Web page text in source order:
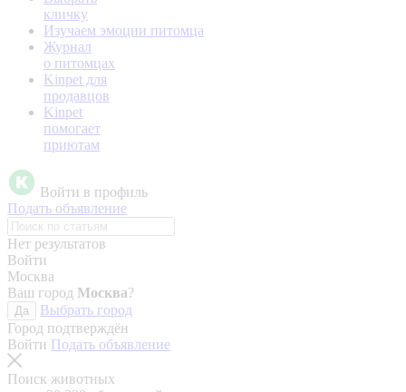
кличку
Изучаем эмоции питомца
Журнал
о питомцах
Kinpet для
продавцов
Kinpet
помогает
приютам
Войти в профиль
Подать объявление
Нет результатов
Войти
Москва
Ваш город Москва?
Да
Выбрать город
Город подтверждён
Войти Подать объявление
Поиск животных